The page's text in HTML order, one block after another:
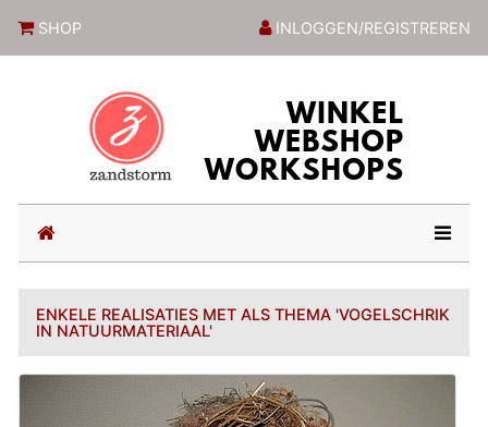
SHOP INLOGGEN/REGISTREREN
(current)
ENKELE REALISATIES MET ALS THEMA 'VOGELSCHRIK
IN NATUURMATERIAAL'